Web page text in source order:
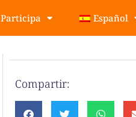
Participa Español
Compartir: